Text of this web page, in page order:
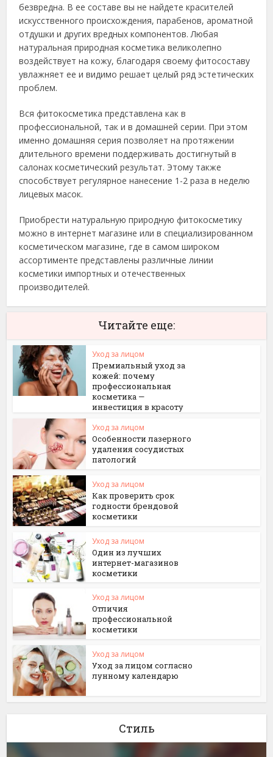
безвредна. В ее составе вы не найдете красителей
искусственного происхождения, парабенов, ароматной
отдушки и других вредных компонентов. Любая
натуральная природная косметика великолепно
воздействует на кожу, благодаря своему фитосоставу
увлажняет ее и видимо решает целый ряд эстетических
проблем.
Вся фитокосметика представлена как в
профессиональной, так и в домашней серии. При этом
именно домашняя серия позволяет на протяжении
длительного времени поддерживать достигнутый в
салонах косметический результат. Этому также
способствует регулярное нанесение 1-2 раза в неделю
лицевых масок.
Приобрести натуральную природную фитокосметику
можно в интернет магазине или в специализированном
косметическом магазине, где в самом широком
ассортименте представлены различные линии
косметики импортных и отечественных
производителей.
Читайте еще:
Уход за лицом
Премиальный уход за
кожей: почему
профессиональная
косметика —
инвестиция в красоту
Уход за лицом
Особенности лазерного
удаления сосудистых
патологий
Уход за лицом
Как проверить срок
годности брендовой
косметики
Уход за лицом
Один из лучших
интернет-магазинов
косметики
Уход за лицом
Отличия
профессиональной
косметики
Уход за лицом
Уход за лицом согласно
лунному календарю
Стиль